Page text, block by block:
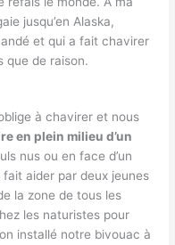
jusqu’en Alaska,
et qui a fait chavirer
que de raison.
à chavirer et nous
en plein milieu d’un
nus ou en face d’un
aider par deux jeunes
la zone de tous les
les naturistes pour
installé notre bivouac à